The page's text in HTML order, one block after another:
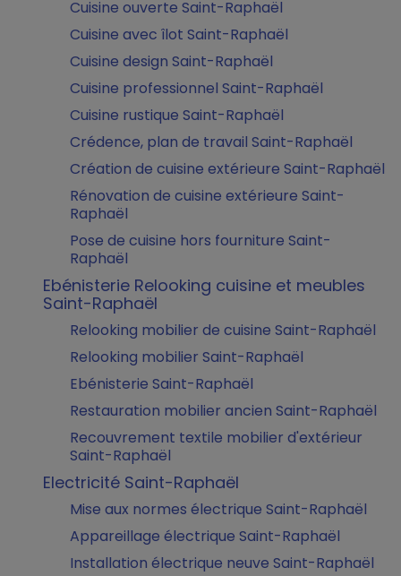
Cuisine ouverte Saint-Raphaël
Cuisine avec îlot Saint-Raphaël
Cuisine design Saint-Raphaël
Cuisine professionnel Saint-Raphaël
Cuisine rustique Saint-Raphaël
Crédence, plan de travail Saint-Raphaël
Création de cuisine extérieure Saint-Raphaël
Rénovation de cuisine extérieure Saint-
Raphaël
Pose de cuisine hors fourniture Saint-
Raphaël
Ebénisterie Relooking cuisine et meubles
Saint-Raphaël
Relooking mobilier de cuisine Saint-Raphaël
Relooking mobilier Saint-Raphaël
Ebénisterie Saint-Raphaël
Restauration mobilier ancien Saint-Raphaël
Recouvrement textile mobilier d'extérieur
Saint-Raphaël
Electricité Saint-Raphaël
Mise aux normes électrique Saint-Raphaël
Appareillage électrique Saint-Raphaël
Installation électrique neuve Saint-Raphaël